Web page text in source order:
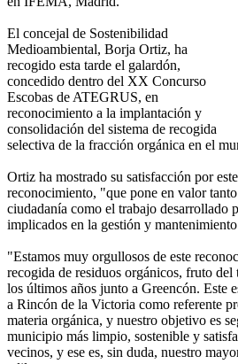
El concejal de Sostenibilidad
Medioambiental, Borja Ortiz, ha
recogido esta tarde el galardón,
concedido dentro del XX Concurso
Escobas de ATEGRUS, en
reconocimiento a la implantación y
consolidación del sistema de recogida
selectiva de la fracción orgánica en el
Ortiz ha mostrado su satisfacción por
reconocimiento, "que pone en valor
ciudadanía como el trabajo desarrollado
implicados en la gestión y
"Estamos muy orgullosos de este
recogida de residuos orgánicos, fruto del
los últimos años junto a Greencón. Este
a Rincón de la Victoria como referente
materia orgánica, y nuestro objetivo es
municipio más limpio, sostenible y
vecinos, y ese es, sin duda, nuestro